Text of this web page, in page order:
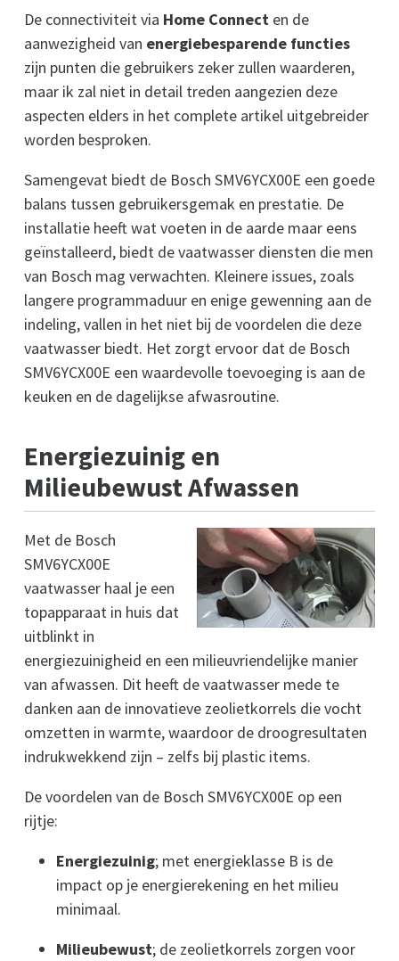
De connectiviteit via Home Connect en de
aanwezigheid van energiebesparende functies
zijn punten die gebruikers zeker zullen waarderen,
maar ik zal niet in detail treden aangezien deze
aspecten elders in het complete artikel uitgebreider
worden besproken.
Samengevat biedt de Bosch SMV6YCX00E een goede
balans tussen gebruikersgemak en prestatie. De
installatie heeft wat voeten in de aarde maar eens
geïnstalleerd, biedt de vaatwasser diensten die men
van Bosch mag verwachten. Kleinere issues, zoals
langere programmaduur en enige gewenning aan de
indeling, vallen in het niet bij de voordelen die deze
vaatwasser biedt. Het zorgt ervoor dat de Bosch
SMV6YCX00E een waardevolle toevoeging is aan de
keuken en de dagelijkse afwasroutine.
Energiezuinig en
Milieubewust Afwassen
Met de Bosch
SMV6YCX00E
vaatwasser haal je een
topapparaat in huis dat
uitblinkt in
energiezuinigheid en een milieuvriendelijke manier
van afwassen. Dit heeft de vaatwasser mede te
danken aan de innovatieve zeolietkorrels die vocht
omzetten in warmte, waardoor de droogresultaten
indrukwekkend zijn – zelfs bij plastic items.
De voordelen van de Bosch SMV6YCX00E op een
rijtje:
Energiezuinig; met energieklasse B is de
impact op je energierekening en het milieu
minimaal.
Milieubewust; de zeolietkorrels zorgen voor